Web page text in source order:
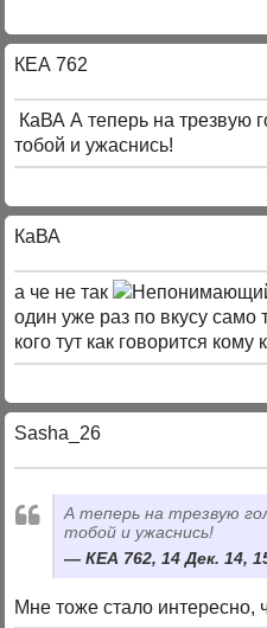
КЕА 762
КаВА А теперь на трезвую
тобой и ужаснись!
КаВА
а че не так
один уже раз по вкусу само
кого тут как говорится кому
Sasha_26
А теперь на трезвую
тобой и ужаснись!
КЕА 762, 14 Дек. 14,
Мне тоже стало интересно,